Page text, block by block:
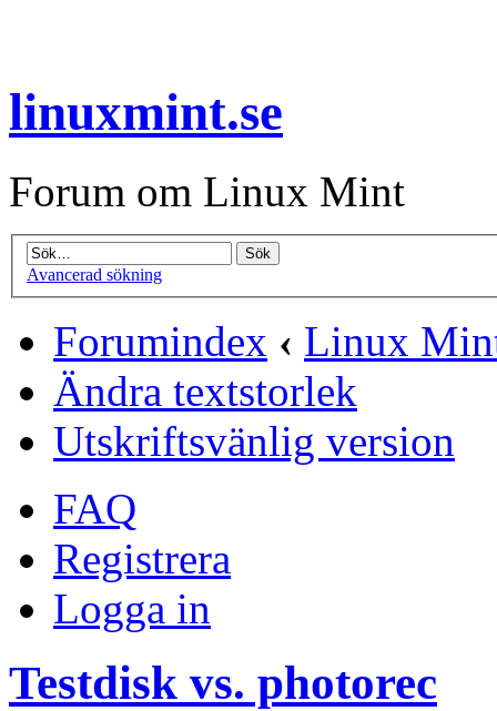
linuxmint.se
Forum om Linux Mint
Avancerad sökning
Forumindex ‹ Linux
Ändra textstorlek
Utskriftsvänlig version
FAQ
Registrera
Logga in
Testdisk vs. photorec